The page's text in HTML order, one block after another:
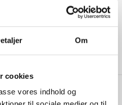
Om
cookies
vores indhold og
07.30-15.45
Lukket